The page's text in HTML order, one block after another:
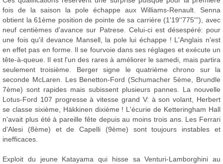
fois de la saison la pole échappe aux Williams-Renault. Senna
obtient la 61ème position de pointe de sa carrière (1'19''775'''), avec
neuf centièmes d'avance sur Patrese. Celui-ci est désespéré: pour
une fois qu'il devance Mansell, la pole lui échappe ! L'Anglais n'est
en effet pas en forme. Il se fourvoie dans ses réglages et exécute un
tête-à-queue. Il est l'un des rares à améliorer le samedi, mais partira
seulement troisième. Berger signe le quatrième chrono sur la
seconde McLaren. Les Benetton-Ford (Schumacher 5ème, Brundle
7ème) sont rapides mais subissent plusieurs pannes. La nouvelle
Lotus-Ford 107 progresse à vitesse grand V: à son volant, Herbert
se classe sixième, Häkkinen dixième ! L'écurie de Ketteringham Hall
n'avait plus été à pareille fête depuis au moins trois ans. Les Ferrari
d'Alesi (8ème) et de Capelli (9ème) sont toujours instables et
inefficaces.
Exploit du jeune Katayama qui hisse sa Venturi-Lamborghini au